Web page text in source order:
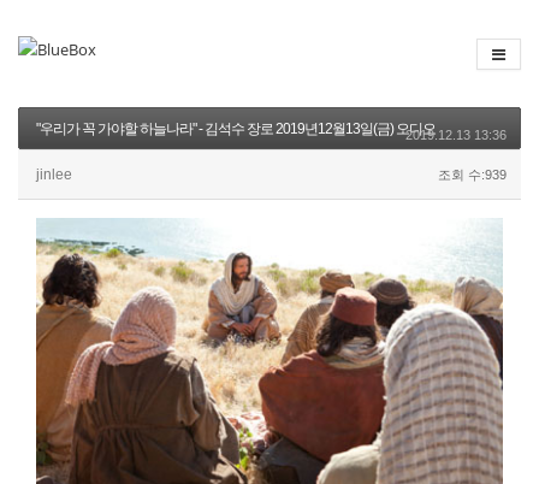
"우리가 꼭 가야할 하늘나라" - 김석수 장로 2019년12월13일(금) 오디오2019.12.13 13:36
jinlee 조회 수:939